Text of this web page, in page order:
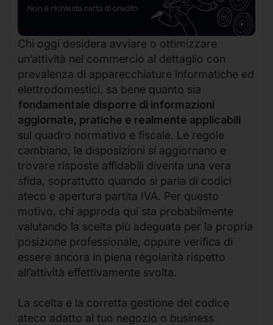
Non è richiesta carta di credito
Chi oggi desidera avviare o ottimizzare
un’attività nel commercio al dettaglio con
prevalenza di apparecchiature informatiche ed
elettrodomestici, sa bene quanto sia
fondamentale disporre di informazioni
aggiornate, pratiche e realmente applicabili
sul quadro normativo e fiscale. Le regole
cambiano, le disposizioni si aggiornano e
trovare risposte affidabili diventa una vera
sfida, soprattutto quando si parla di codici
ateco e apertura partita IVA. Per questo
motivo, chi approda qui sta probabilmente
valutando la scelta più adeguata per la propria
posizione professionale, oppure verifica di
essere ancora in piena regolarità rispetto
all’attività effettivamente svolta.
La scelta e la corretta gestione del codice
ateco adatto al tuo negozio o business